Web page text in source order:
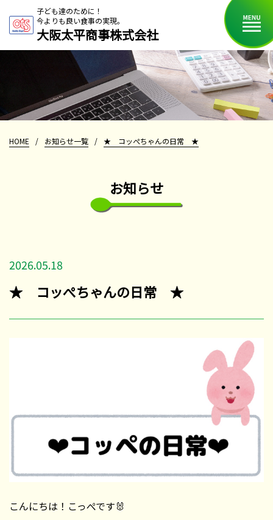
子ども達のために！
今よりも良い食事の実現。
大阪太平商事株式会社
HOME / お知らせ一覧 / ★ コッぺちゃんの日常 ★
お知らせ
2026.05.18
★ コッぺちゃんの日常 ★
こんにちは！こっぺです🐰